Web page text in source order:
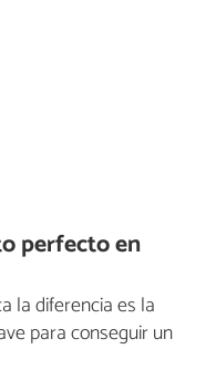
perfecto en
la diferencia es la
para conseguir un